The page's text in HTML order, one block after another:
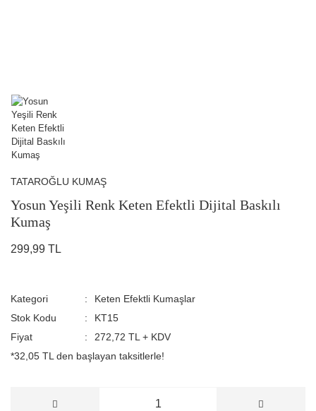
TATAROĞLU KUMAŞ
Yosun Yeşili Renk Keten Efektli Dijital Baskılı
Kumaş
299,99 TL
Kategori
Keten Efektli Kumaşlar
Stok Kodu
KT15
Fiyat
272,72 TL + KDV
*32,05 TL den başlayan taksitlerle!